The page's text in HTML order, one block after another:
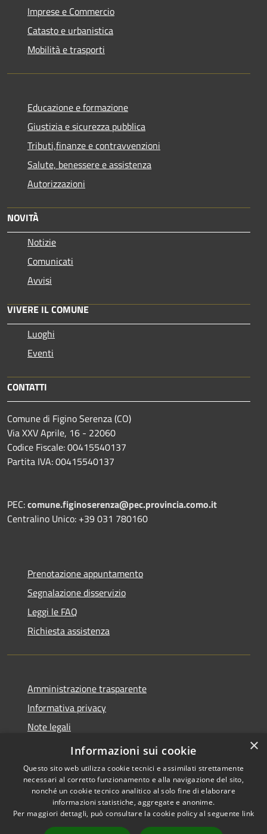
Imprese e Commercio
Catasto e urbanistica
Mobilità e trasporti
Educazione e formazione
Giustizia e sicurezza pubblica
Tributi,finanze e contravvenzioni
Salute, benessere e assistenza
Autorizzazioni
NOVITÀ
Notizie
Comunicati
Avvisi
VIVERE IL COMUNE
Luoghi
Eventi
CONTATTI
Comune di Figino Serenza (CO)
Via XXV Aprile, 16 - 22060
Codice Fiscale: 00415540137
Partita IVA: 00415540137
PEC:comune.figinoserenza@pec.provincia.como.it
Centralino Unico: +39 031 780160
Prenotazione appuntamento
Segnalazione disservizio
Leggi le FAQ
Richiesta assistenza
Amministrazione trasparente
Informativa privacy
Note legali
Dichiarazione di accessibilità
Accessibilità
Copyright © 2026 • Comune di
Figino Serenza • Powered by
×
Informazioni sui cookie
Questo sito web utilizza cookie tecnici e assimilati strettamente
necessari al corretto funzionamento e alla navigazione del sito,
nonché un cookie tecnico analitico al solo fine di elaborare
informazioni statistiche, aggregate e anonime.
Per maggiori dettagli, può consultare la cookie policy al seguente link